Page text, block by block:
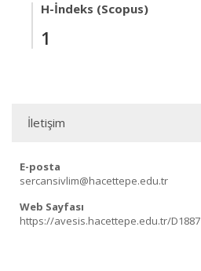
H-İndeks (Scopus)
1
İletişim
E-posta
sercansivlim@hacettepe.edu.tr
Web Sayfası
https://avesis.hacettepe.edu.tr/D1887